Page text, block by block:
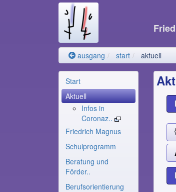
ausgang start aktuell
Start
Aktuell
Infos in
Coronaz..
Friedrich Magnus
Schulprogramm
Beratung und
Förder..
Berufsorientierung